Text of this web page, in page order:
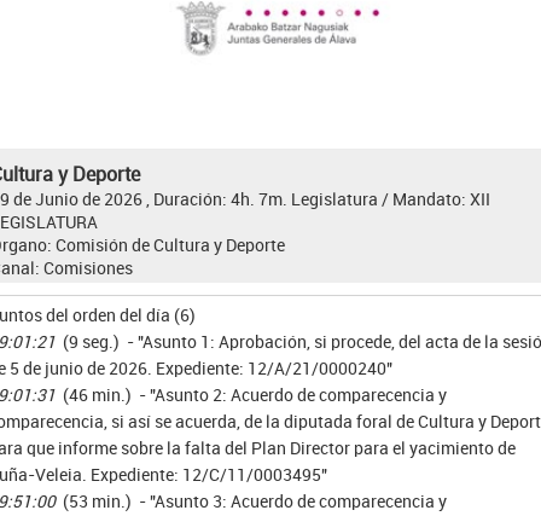
y Deporte
de Junio de 2026 , Duración: 4h. 7m. Legislatura / Mandato: XII
Comisión de Cultura y Deporte
Comisiones
del orden del día (6)
(9 seg.) - "Asunto 1: Aprobación, si procede, del acta de la
5 de junio de 2026. Expediente: 12/A/21/0000240"
(46 min.) - "Asunto 2: Acuerdo de comparecencia y
si así se acuerda, de la diputada foral de Cultura y
que informe sobre la falta del Plan Director para el yacimiento de
Veleia. Expediente: 12/C/11/0003495"
(53 min.) - "Asunto 3: Acuerdo de comparecencia y